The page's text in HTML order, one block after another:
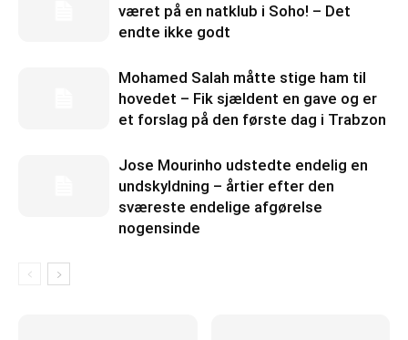
været på en natklub i Soho! – Det
endte ikke godt
Mohamed Salah måtte stige ham til
hovedet – Fik sjældent en gave og er
et forslag på den første dag i Trabzon
Jose Mourinho udstedte endelig en
undskyldning – årtier efter den
sværeste endelige afgørelse
nogensinde